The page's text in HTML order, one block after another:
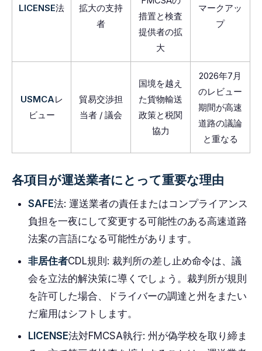
LICENSE法
拡大の支持
者
措置と検査
提供者の拡
大
マークアッ
プ
USMCAレ
ビュー
貿易交渉担
当者 / 議会
国境を越え
た貨物輸送
政策と税関
協力
2026年7月
のレビュー
期間が高速
道路の議論
と重なる
各項目が運送業者にとって重要な理由
SAFE法: 運送業者の責任またはコンプライアンス
負担を一夜にして変更する可能性のある高速道路
法案の言語になる可能性があります。
非居住者CDL規則: 裁判所の差し止め命令は、議
会を立法的解決策に導くでしょう。裁判所が規則
を許可した場合、ドライバーの調達と州をまたい
だ雇用はシフトします。
LICENSE法対FMCSA執行: 州が偽学校を取り締ま